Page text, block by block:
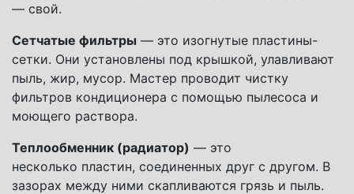
— свой.
Сетчатые фильтры — это изогнутые пластины-
сетки. Они установлены под крышкой, улавливают
пыль, жир, мусор. Мастер проводит чистку
фильтров кондиционера с помощью пылесоса и
моющего раствора.
Теплообменник (радиатор) — это
несколько пластин, соединенных друг с другом. В
зазорах между ними скапливаются грязь и пыль.